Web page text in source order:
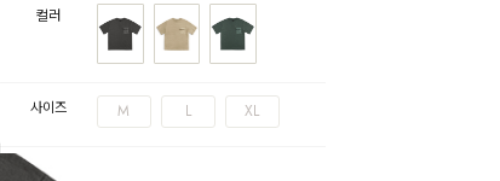
컬러
사이즈 M L XL